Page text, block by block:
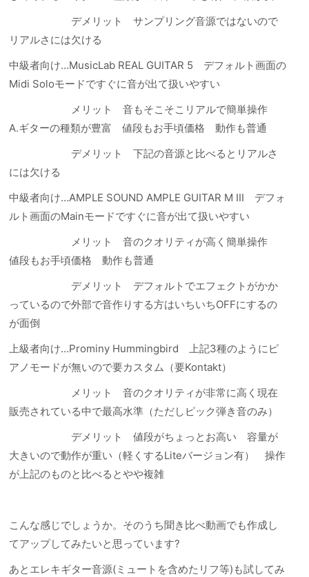
デメリット サンプリング音源ではないので
リアルさには欠ける
中級者向け…MusicLab REAL GUITAR 5 デフォルト画面の
Midi Soloモードですぐに音が出て扱いやすい
メリット 音もそこそこリアルで簡単操作
A.ギターの種類が豊富 値段もお手頃価格 動作も普通
デメリット 下記の音源と比べるとリアルさ
には欠ける
中級者向け…AMPLE SOUND AMPLE GUITAR M III デフォ
ルト画面のMainモードですぐに音が出て扱いやすい
メリット 音のクオリティが高く簡単操作
値段もお手頃価格 動作も普通
デメリット デフォルトでエフェクトがかか
っているので外部で音作りする方はいちいちOFFにするの
が面倒
上級者向け…Prominy Hummingbird 上記3種のようにピ
アノモードが無いので要カスタム（要Kontakt）
メリット 音のクオリティが非常に高く現在
販売されている中で最高水準（ただしピック弾き音のみ）
デメリット 値段がちょっとお高い 容量が
大きいので動作が重い（軽くするLiteバージョン有） 操作
が上記のものと比べるとやや複雑
こんな感じでしょうか。そのうち聞き比べ動画でも作成し
てアップしてみたいと思っています?
あとエレキギター音源(ミュートを含めたリフ等)も試してみ